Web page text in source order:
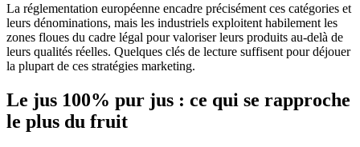
La réglementation européenne encadre précisément ces catégories et
leurs dénominations, mais les industriels exploitent habilement les
zones floues du cadre légal pour valoriser leurs produits au-delà de
leurs qualités réelles. Quelques clés de lecture suffisent pour déjouer
la plupart de ces stratégies marketing.
Le jus 100% pur jus : ce qui se rapproche
le plus du fruit